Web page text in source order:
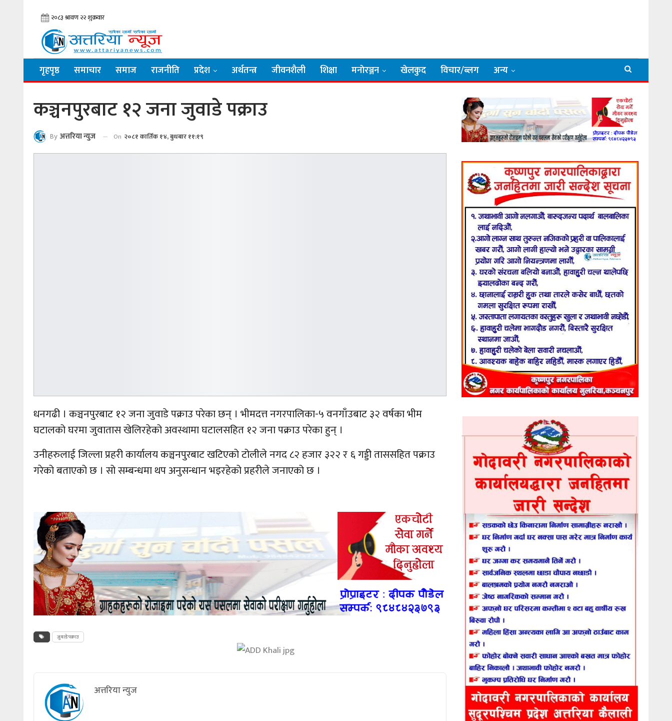
गृहपृष्ठ समाचार समाज राजनीति प्रदेश अर्थतन्त्र जीवनशैली शिक्षा मनाेरञ्जन खेलकुद विचार/ब्लग अन्य
कञ्चनपुरबाट १२ जना जुवाडे पक्राउ
By अत्तरिया न्युज On २०८१ कार्तिक १४, बुधबार ११:१९
धनगढी । कञ्चनपुरबाट १२ जना जुवाडे पक्राउ परेका छन् । भीमदत्त नगरपालिका-५ वनगाँउबाट ३२ वर्षका भीम
घटालको घरमा जुवातास खेलिरहेको अवस्थामा घटालसहित १२ जना पक्राउ परेका हुन् ।
उनीहरुलाई जिल्ला प्रहरी कार्यालय कञ्चनपुरबाट खटिएको टोलीले नगद ८२ हजार ३२२ र ६ गड्डी ताससहित पक्राउ
गरेको बताएको छ । सो सम्बन्धमा थप अनुसन्धान भइरहेको प्रहरीले जनाएको छ ।
जुवाडे पक्राउ
अत्तरिया न्युज